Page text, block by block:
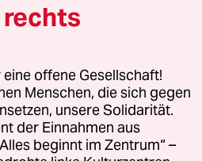
Fragen oder für Genehmigungen
Kommune-Richtlinien
offene Gesellschaft!
Menschen, die sich gegen
unsere Solidarität.
der Einnahmen aus
beginnt im Zentrum“ –